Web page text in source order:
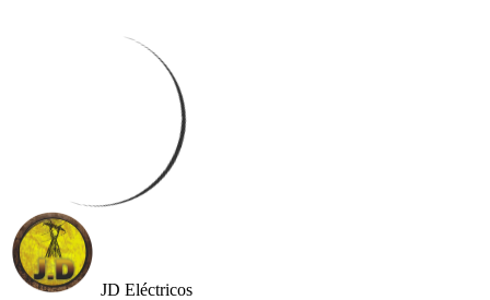
JD Eléctricos